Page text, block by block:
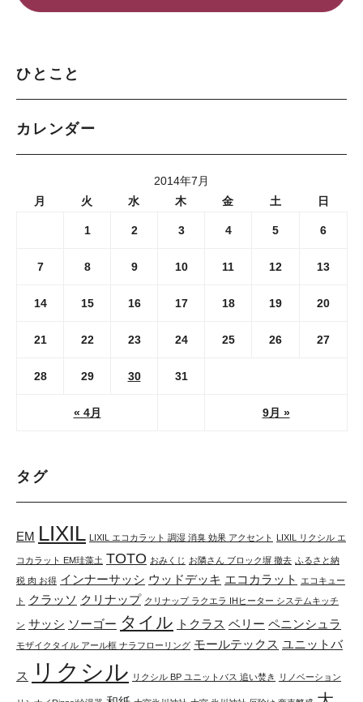
ひとこと
カレンダー
2014年7月
月
火 水 木 金 土 日
« 4月 9月 »
1 2 3 4 5 6
7 8 9 10 11 12 13
14 15 16 17 18 19 20
21 22 23 24 25 26 27
28 29 30 31
タグ
EM LIXIL LIXIL エコカラット 調湿 消臭 効果 アクセント LIXIL リクシル エ
コカラット EM珪藻土 TOTO おみくじ お隣さん ブロック塀 撤去 ふるさと納
税 肉 お得 インナーサッシ ウッドデッキ エコカラット エコキュー
ト クラッソ クリナップ クリナップ ラクエラ IHヒーター システムキッチ
ン サッシ ソーゴー タイル トクラス ベリー ペニンシュラ
モザイクタイル アール框 ナラフローリング モールテックス ユニットバ
ス リクシル リクシル BP ユニットバス 追い焚き リノベーション